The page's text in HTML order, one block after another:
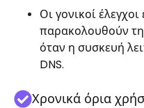
Οι γονικοί
παρακολουθούν
όταν η συσκευή
DNS.
Χρονικά όρια